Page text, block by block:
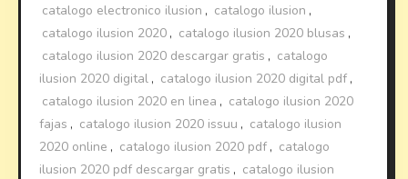
catalogo electronico ilusion , catalogo ilusion ,
catalogo ilusion 2020 , catalogo ilusion 2020 blusas ,
catalogo ilusion 2020 descargar gratis , catalogo
ilusion 2020 digital , catalogo ilusion 2020 digital pdf ,
catalogo ilusion 2020 en linea , catalogo ilusion 2020
fajas , catalogo ilusion 2020 issuu , catalogo ilusion
2020 online , catalogo ilusion 2020 pdf , catalogo
ilusion 2020 pdf descargar gratis , catalogo ilusion